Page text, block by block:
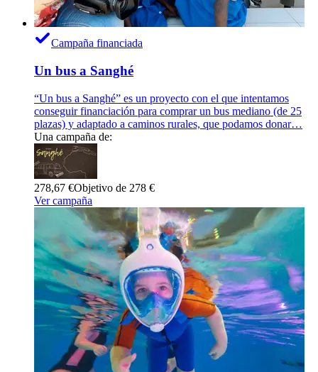
Campaña financiada
Un bus a Sanghé
“Un bus a Sanghé” es un proyecto con el que intentamos
conseguir financiación para comprar un bus mediano (de 25
plazas) y adaptado a caminos rurales, que podamos donar…
Una campaña de:
278,67 €Objetivo de 278 €
Ver campaña